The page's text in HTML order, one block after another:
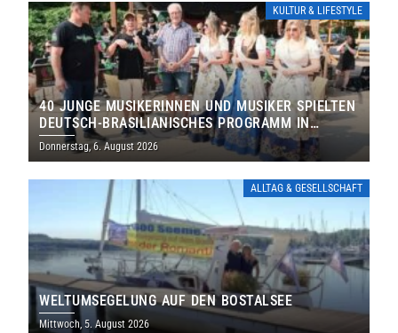
KULTUR & LIFESTYLE
40 JUNGE MUSIKERINNEN UND MUSIKER SPIELTEN
DEUTSCH-BRASILIANISCHES PROGRAMM IN
THOLEY
Donnerstag, 6. August 2026
ALLTAG & GESELLSCHAFT
WELTUMSEGELUNG AUF DEN BOSTALSEE
Mittwoch, 5. August 2026